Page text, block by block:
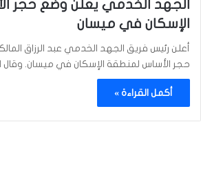
الجهد الخدمي يعلن وضع حجر
الإسكان في ميسان
أعلن رئيس فريق الجهد الخدمي عبد الرزاق
حجر الأساس لمنطقة الإسكان في ميسان.
أكمل القراءة »